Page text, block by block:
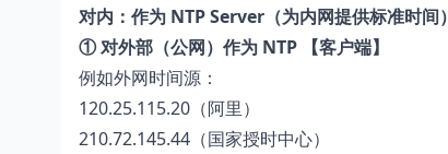
对内：作为 NTP Server（为内网提供标准时间）
① 对外部（公网）作为 NTP 【客户端】
例如外网时间源：
120.25.115.20（阿里）
210.72.145.44（国家授时中心）